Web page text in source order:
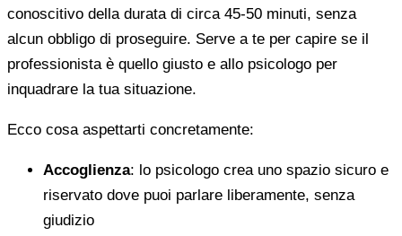
conoscitivo della durata di circa 45-50 minuti, senza
alcun obbligo di proseguire. Serve a te per capire se il
professionista è quello giusto e allo psicologo per
inquadrare la tua situazione.
Ecco cosa aspettarti concretamente:
Accoglienza: lo psicologo crea uno spazio sicuro e
riservato dove puoi parlare liberamente, senza
giudizio